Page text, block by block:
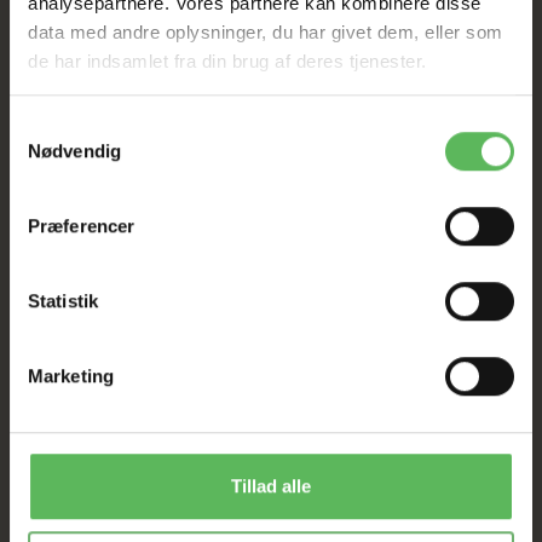
data med andre oplysninger, du har givet dem, eller som
de har indsamlet fra din brug af deres tjenester.
Nødvendig
Præferencer
Statistik
Marketing
Tillad alle
HELE WEBSHOPPEN ER
SAT NED
Tilbud GÆLDER IKKE
I FYSISK BUTIKKERE